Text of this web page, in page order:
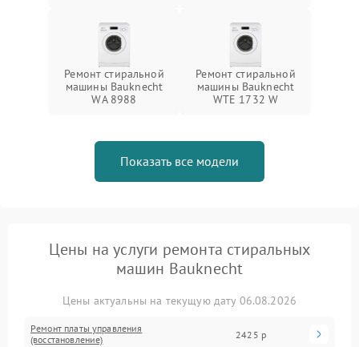
Ремонт стиральной
машины Bauknecht
WA 8988
Ремонт стиральной
машины Bauknecht
WTE 1732 W
Показать все модели
Цены на услуги ремонта стиральных
машин Bauknecht
Цены актуальны на текущую дату 06.08.2026
Ремонт платы управления
(восстановление)
2425 р